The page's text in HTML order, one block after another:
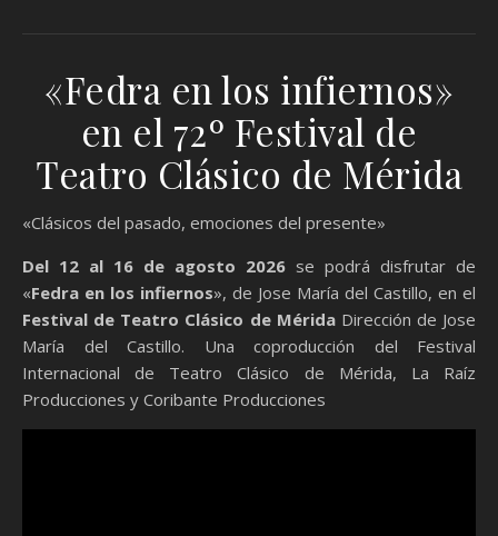
«Fedra en los infiernos»
en el 72º Festival de
Teatro Clásico de Mérida
«Clásicos del pasado, emociones del presente»
Del 12 al 16 de agosto 2026 se podrá disfrutar de
«Fedra en los infiernos», de Jose María del Castillo, en el
Festival de Teatro Clásico de MéridaDirección de Jose
María del Castillo. Una coproducción del Festival
Internacional de Teatro Clásico de Mérida, La Raíz
Producciones y Coribante Producciones